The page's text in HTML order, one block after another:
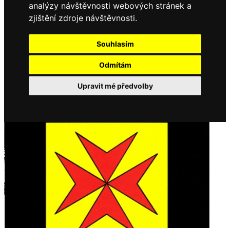
analýzy návštěvnosti webových stránek a
zjištění zdroje návštěvnosti.
Souhlasím
Odmítám
Upravit mé předvolby